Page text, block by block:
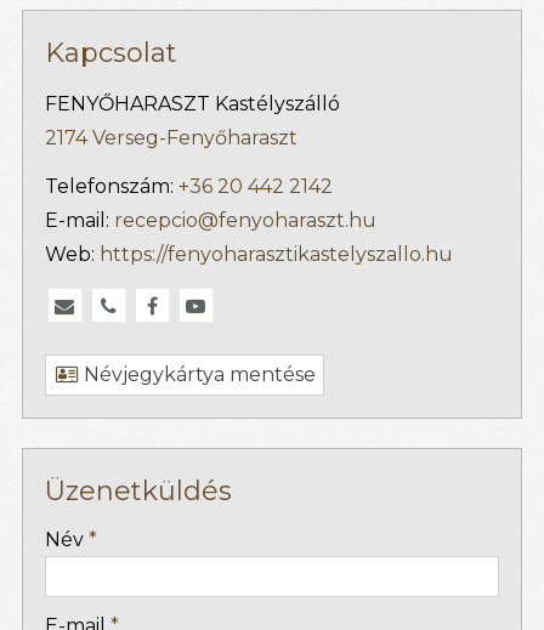
Kapcsolat
FENYŐHARASZT Kastélyszálló
2174 Verseg-Fenyőharaszt
Telefonszám: +36 20 442 2142
E-mail: recepcio@fenyoharaszt.hu
Web: https://fenyoharasztikastelyszallo.hu
Névjegykártya mentése
Üzenetküldés
Név *